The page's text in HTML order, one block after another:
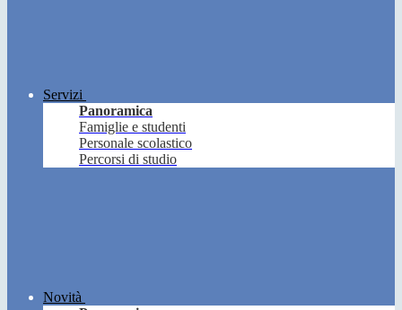
Servizi
Panoramica
Famiglie e studenti
Personale scolastico
Percorsi di studio
Novità